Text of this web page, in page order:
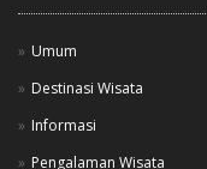
Umum
Destinasi Wisata
Informasi
Pengalaman Wisata